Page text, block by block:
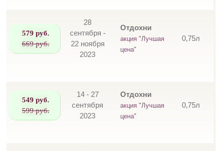
579 руб.
669 руб.
28
сентября -
22 ноября
2023
Отдохни
акция "Лучшая
цена"
0,75л
549 руб.
599 руб.
14 - 27
сентября
2023
Отдохни
акция "Лучшая
цена"
0,75л